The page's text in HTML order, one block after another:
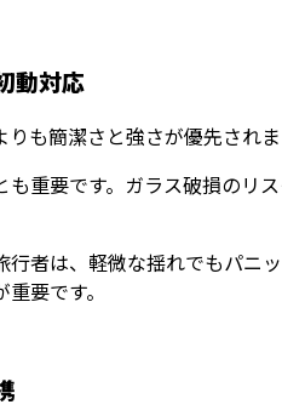
動対応
も簡潔さと強さが優先され
重要です。ガラス破損のリ
者は、軽微な揺れでもパニ
要です。